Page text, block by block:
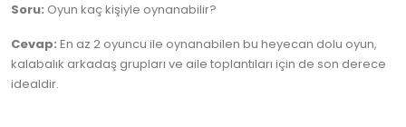
Soru: Oyun kaç kişiyle oynanabilir?
Cevap: En az 2 oyuncu ile oynanabilen bu heyecan dolu oyun,
kalabalık arkadaş grupları ve aile toplantıları için de son derece
idealdir.